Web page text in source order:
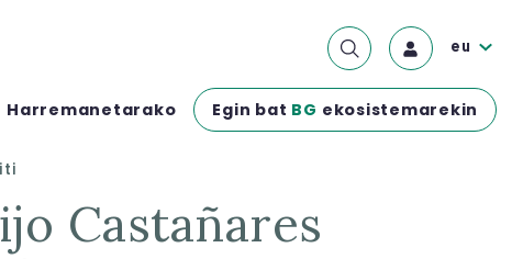
Harremanetarako Egin bat BG ekosistemarekin
eu